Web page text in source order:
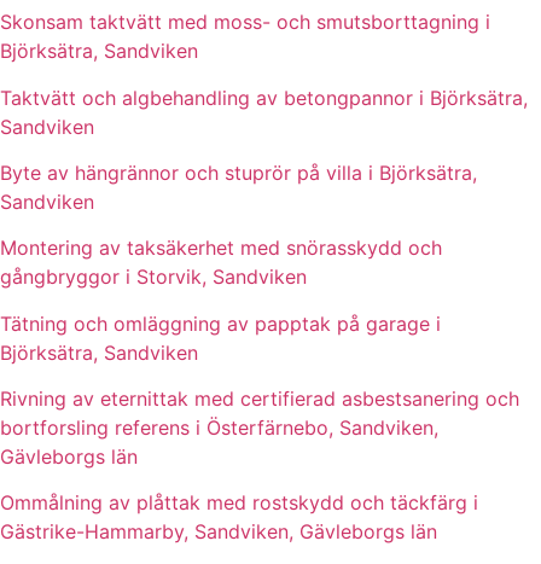
Skonsam taktvätt med moss- och smutsborttagning i
Björksätra, Sandviken
Taktvätt och algbehandling av betongpannor i Björksätra,
Sandviken
Byte av hängrännor och stuprör på villa i Björksätra,
Sandviken
Montering av taksäkerhet med snörasskydd och
gångbryggor i Storvik, Sandviken
Tätning och omläggning av papptak på garage i
Björksätra, Sandviken
Rivning av eternittak med certifierad asbestsanering och
bortforsling referens i Österfärnebo, Sandviken,
Gävleborgs län
Ommålning av plåttak med rostskydd och täckfärg i
Gästrike-Hammarby, Sandviken, Gävleborgs län